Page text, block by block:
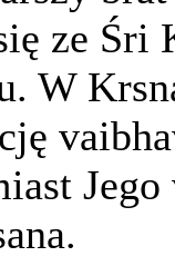
ze Śri
W